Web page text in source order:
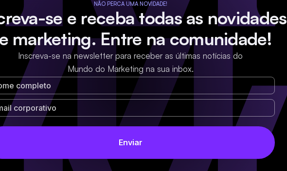
NÃO PERCA UMA NOVIDADE!
se e receba todas as novidades
marketing. Entre na comunidade!
Inscreva-se na newsletter para receber as últimas notícias do
Mundo do Marketing na sua inbox.